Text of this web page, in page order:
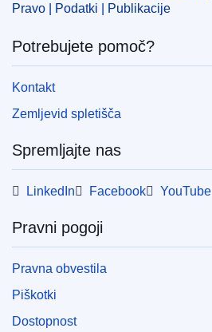
Pravo | Podatki | Publikacije
Potrebujete pomoč?
Kontakt
Zemljevid spletišča
Spremljajte nas
LinkedIn Facebook YouTube
Pravni pogoji
Pravna obvestila
Piškotki
Dostopnost